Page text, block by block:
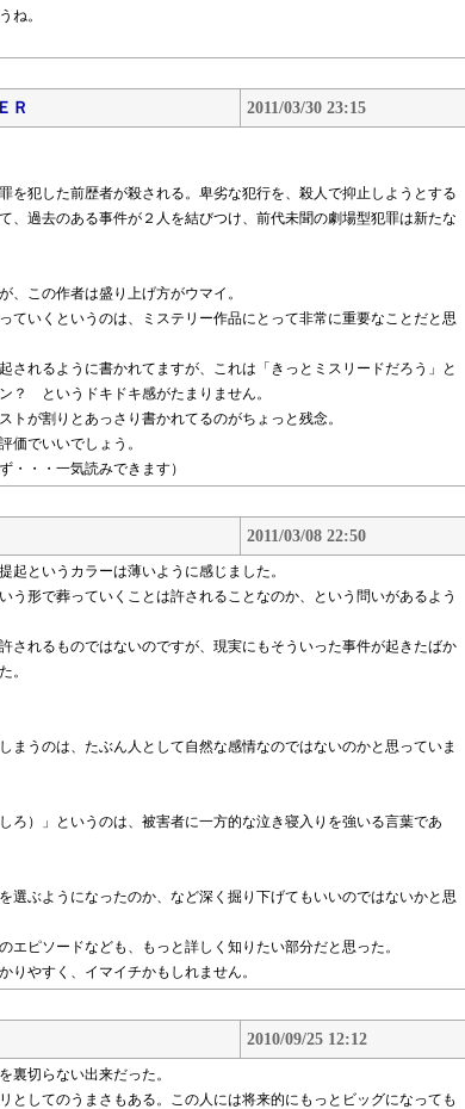
ね。
Ｒ 2011/03/30 23:15
を犯した前歴者が殺される。卑劣な犯行を、殺人で抑止しようとする
、過去のある事件が２人を結びつけ、前代未聞の劇場型犯罪は新たな
、この作者は盛り上げ方がウマイ。
ていくというのは、ミステリー作品にとって非常に重要なことだと思
されるように書かれてますが、これは「きっとミスリードだろう」と
？ というドキドキ感がたまりません。
が割りとあっさり書かれてるのがちょっと残念。
価でいいでしょう。
・・・一気読みできます）
2011/03/08 22:50
起というカラーは薄いように感じました。
う形で葬っていくことは許されることなのか、という問いがあるよう
されるものではないのですが、現実にもそういった事件が起きたばか
。
まうのは、たぶん人として自然な感情なのではないのかと思っていま
ろ）」というのは、被害者に一方的な泣き寝入りを強いる言葉であ
選ぶようになったのか、など深く掘り下げてもいいのではないかと思
ピソードなども、もっと詳しく知りたい部分だと思った。
りやすく、イマイチかもしれません。
2010/09/25 12:12
裏切らない出来だった。
としてのうまさもある。この人には将来的にもっとビッグになっても